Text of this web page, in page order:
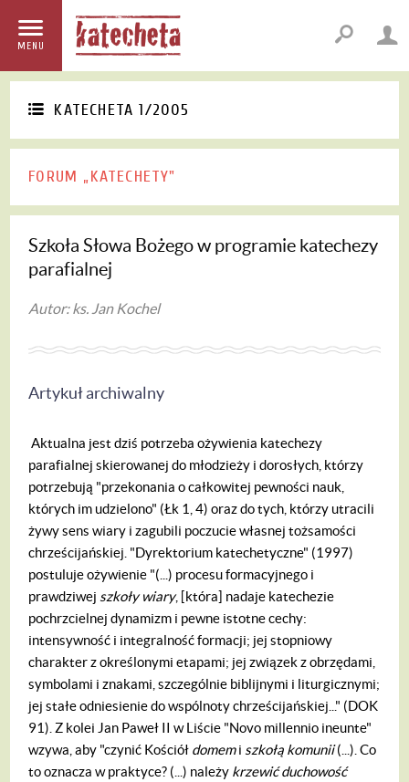
MENU
KATECHETA 1/2005
FORUM „KATECHETY"
Szkoła Słowa Bożego w programie katechezy
parafialnej
Autor: ks. Jan Kochel
Artykuł archiwalny
Aktualna jest dziś potrzeba ożywienia katechezy
parafialnej skierowanej do młodzieży i dorosłych, którzy
potrzebują "przekonania o całkowitej pewności nauk,
których im udzielono" (Łk 1, 4) oraz do tych, którzy utracili
żywy sens wiary i zagubili poczucie własnej tożsamości
chrześcijańskiej. "Dyrektorium katechetyczne" (1997)
postuluje ożywienie "(...) procesu formacyjnego i
prawdziwej szkoły wiary, [która] nadaje katechezie
pochrzcielnej dynamizm i pewne istotne cechy:
intensywność i integralność formacji; jej stopniowy
charakter z określonymi etapami; jej związek z obrzędami,
symbolami i znakami, szczególnie biblijnymi i liturgicznymi;
jej stałe odniesienie do wspólnoty chrześcijańskiej..." (DOK
91). Z kolei Jan Paweł II w Liście "Novo millennio ineunte"
wzywa, aby "czynić Kościół domemi szkołą komunii(...). Co
to oznacza w praktyce? (...) należy krzewić duchowość